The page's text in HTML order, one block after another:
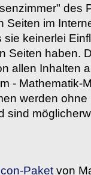
des
Seiten im
keinerlei
Seiten haben.
allen Inhalten
- Mathematik-
werden
sind
Paket von